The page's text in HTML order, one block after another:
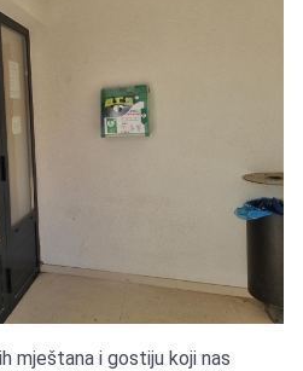
mještana i gostiju koji nas